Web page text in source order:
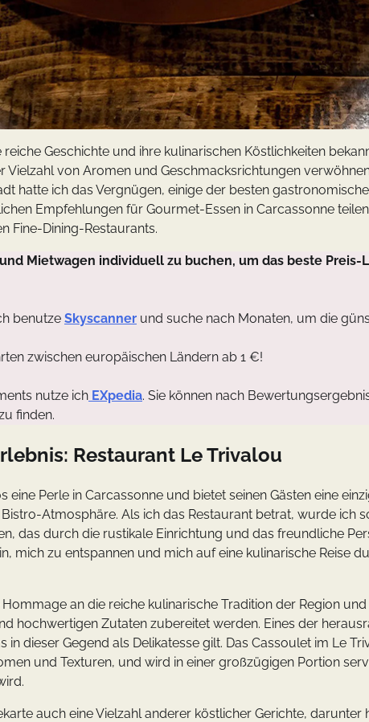
Geschichte und ihre kulinarischen Köstlichkeiten
Vielzahl von Aromen und Geschmacksrichtungen
hatte ich das Vergnügen, einige der besten
Empfehlungen für Gourmet-Essen in Carcassonne
Fine-Dining-Restaurants.
Mietwagen individuell zu buchen, um das beste Preis-
benutze Skyscanner und suche nach Monaten, um die
zwischen europäischen Ländern ab 1 €!
nutze ich EXpedia. Sie können nach
finden.
Restaurant Le Trivalou
eine Perle in Carcassonne und bietet seinen Gästen eine
Atmosphäre. Als ich das Restaurant betrat, wurde ich
das durch die rustikale Einrichtung und das freundliche
mich zu entspannen und mich auf eine kulinarische Reise
an die reiche kulinarische Tradition der Region
hochwertigen Zutaten zubereitet werden. Eines der
dieser Gegend als Delikatesse gilt. Das Cassoulet im Le
und Texturen, und wird in einer großzügigen Portion
auch eine Vielzahl anderer köstlicher Gerichte, darunter